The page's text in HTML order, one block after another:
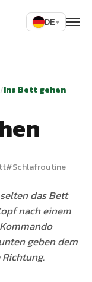
DE▾
/Ins Bett gehen
#Schlafroutine
das Bett
nach einem
geben dem